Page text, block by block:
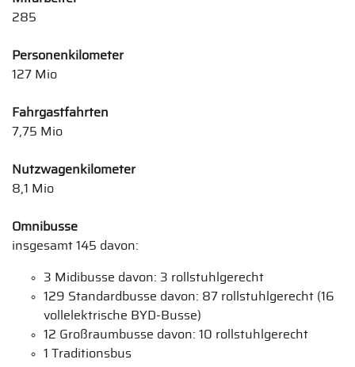
285
Personenkilometer
127 Mio
Fahrgastfahrten
7,75 Mio
Nutzwagenkilometer
8,1 Mio
Omnibusse
insgesamt 145 davon:
3 Midibusse davon: 3 rollstuhlgerecht
129 Standardbusse davon: 87 rollstuhlgerecht (16
vollelektrische BYD-Busse)
12 Großraumbusse davon: 10 rollstuhlgerecht
1 Traditionsbus